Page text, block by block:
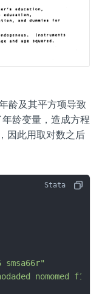
龄及其平方项导致
龄变量，造成方程
因此用取对数之后
smsa66r"
nodaded nomomed